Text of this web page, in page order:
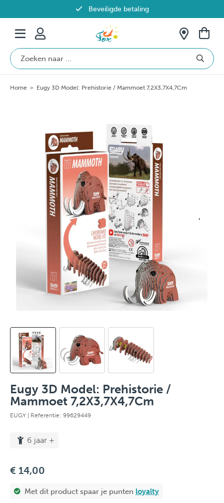
Beveiligde betaling
Gratis verzending vanaf €69 in België
Home > Eugy 3D Model: Prehistorie / Mammoet 7,2X3,7X4,7Cm
Eugy 3D Model: Prehistorie /
Mammoet 7,2X3,7X4,7Cm
EUGY | Referentie: 99629449
6 jaar +
€ 14,00
Met dit product spaar je punten loyalty